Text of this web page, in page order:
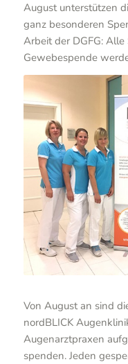
August unterstützen
ganz besonderen
Arbeit der DGFG:
Gewebespende
Dr. med.
rechts),
nordBLICK
und das
Von August an sind
nordBLICK
Augenarztpraxen
spenden. Jeden